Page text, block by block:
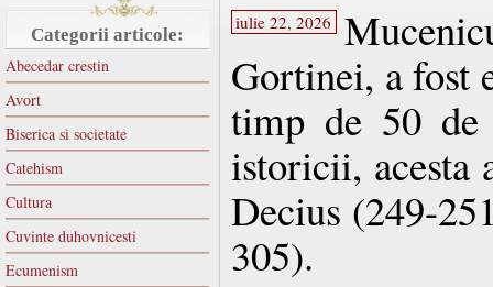
Categorii articole:
Abecedar crestin
Avort
Biserica si societate
Catehism
Cultura
Cuvinte duhovnicesti
Ecumenism
iulie 22, 2026
Gortinei, a fost
timp de 50 de
istoricii, acesta
Decius (249-
305).